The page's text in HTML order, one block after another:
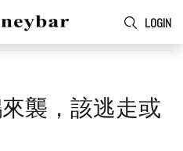
LOGIN
襲，該逃走或